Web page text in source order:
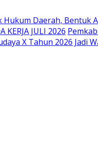
Hukum Daerah, Bentuk
KERJA JULI 2026
X Tahun 2026 Jadi